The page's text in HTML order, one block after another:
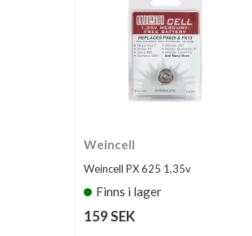
Weincell
Weincell PX 625 1,35v
Finns i lager
159 SEK